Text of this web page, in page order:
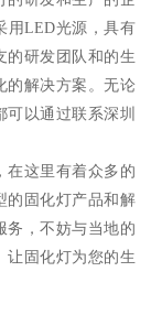
用LED光源，具有
的研发团队和的生
的解决方案。无论
以通过联系深圳
在这里有着众多的
的固化灯产品和解
务，不妨与当地的
让固化灯为您的生